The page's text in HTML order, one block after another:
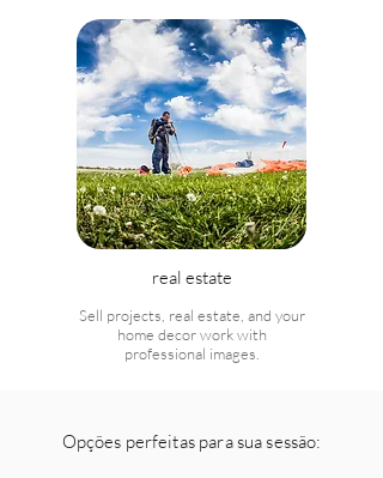
real estate
Sell projects, real estate, and your
home decor work with
professional images.
Opções perfeitas para sua sessão: